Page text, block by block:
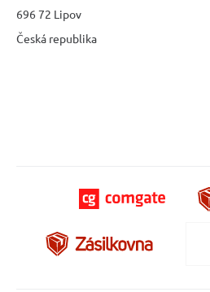
696 72 Lipov
Česká republika